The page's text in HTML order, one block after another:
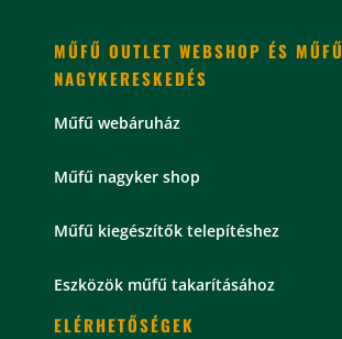
MŰFŰ OUTLET WEBSHOP ÉS MŰFŰ
NAGYKERESKEDÉS
Műfű webáruház
Műfű nagyker shop
Műfű kiegészítők telepítéshez
Eszközök műfű takarításához
ELÉRHETŐSÉGEK